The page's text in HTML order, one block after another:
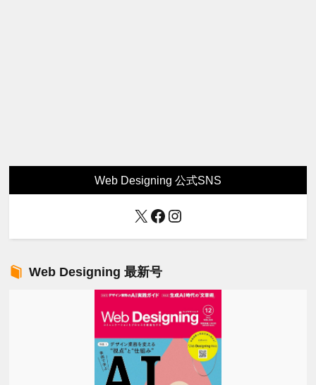
Web Designing 公式SNS
X Facebook
Instagram
Web Designing 最新号